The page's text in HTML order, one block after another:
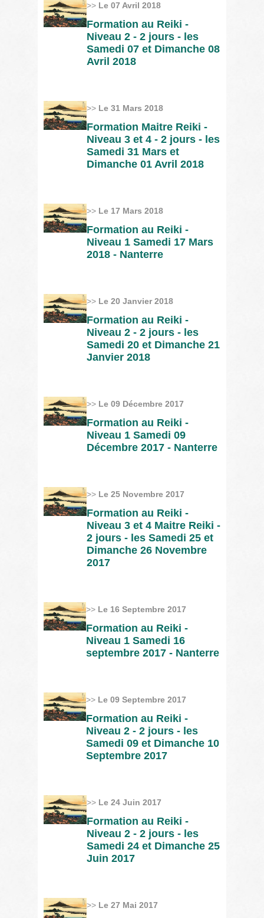
>> Le 07 Avril 2018
Formation au Reiki -
Niveau 2 - 2 jours - les
Samedi 07 et Dimanche 08
Avril 2018
>> Le 31 Mars 2018
Formation Maitre Reiki -
Niveau 3 et 4 - 2 jours - les
Samedi 31 Mars et
Dimanche 01 Avril 2018
>> Le 17 Mars 2018
Formation au Reiki -
Niveau 1 Samedi 17 Mars
2018 - Nanterre
>> Le 20 Janvier 2018
Formation au Reiki -
Niveau 2 - 2 jours - les
Samedi 20 et Dimanche 21
Janvier 2018
>> Le 09 Décembre 2017
Formation au Reiki -
Niveau 1 Samedi 09
Décembre 2017 - Nanterre
>> Le 25 Novembre 2017
Formation au Reiki -
Niveau 3 et 4 Maitre Reiki -
2 jours - les Samedi 25 et
Dimanche 26 Novembre
2017
>> Le 16 Septembre 2017
Formation au Reiki -
Niveau 1 Samedi 16
septembre 2017 - Nanterre
>> Le 09 Septembre 2017
Formation au Reiki -
Niveau 2 - 2 jours - les
Samedi 09 et Dimanche 10
Septembre 2017
>> Le 24 Juin 2017
Formation au Reiki -
Niveau 2 - 2 jours - les
Samedi 24 et Dimanche 25
Juin 2017
>> Le 27 Mai 2017